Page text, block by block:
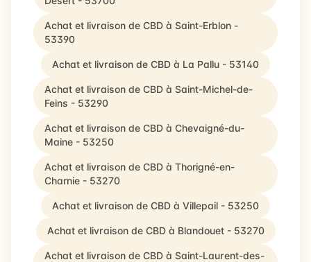
Achat et livraison de CBD à Saint-Erblon -
53390
Achat et livraison de CBD à La Pallu - 53140
Achat et livraison de CBD à Saint-Michel-de-
Feins - 53290
Achat et livraison de CBD à Chevaigné-du-
Maine - 53250
Achat et livraison de CBD à Thorigné-en-
Charnie - 53270
Achat et livraison de CBD à Villepail - 53250
Achat et livraison de CBD à Blandouet - 53270
Achat et livraison de CBD à Saint-Laurent-des-